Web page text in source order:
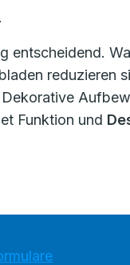
entscheidend.
reduzieren
Funktion und